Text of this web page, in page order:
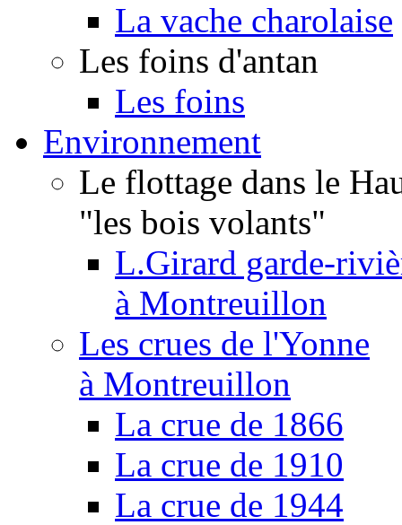
La vache charolaise
Les foins d'antan
Les foins
Environnement
Le flottage dans le
"les bois volants"
L.Girard garde-
à Montreuillon
Les crues de l'Yonne
à Montreuillon
La crue de 1866
La crue de 1910
La crue de 1944